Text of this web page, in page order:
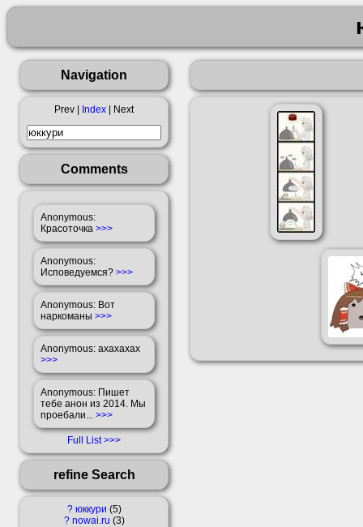
Navigation
Prev | Index | Next
Comments
Anonymous:
Красоточка >>>
Anonymous:
Исповедуемся? >>>
Anonymous: Вот
наркоманы >>>
Anonymous: ахахахах
>>>
Anonymous: Пишет
тебе анон из 2014. Мы
проебали... >>>
Full List
refine Search
? юккури 5
? nowai.ru 3